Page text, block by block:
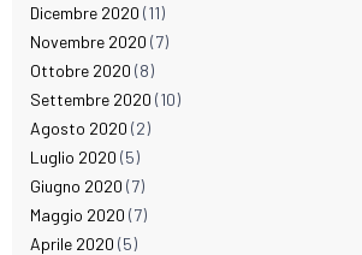
Dicembre 2020 (11)
Novembre 2020 (7)
Ottobre 2020 (8)
Settembre 2020 (10)
Agosto 2020 (2)
Luglio 2020 (5)
Giugno 2020 (7)
Maggio 2020 (7)
Aprile 2020 (5)